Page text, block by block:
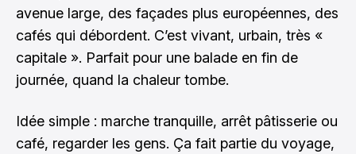
avenue large, des façades plus européennes, des
cafés qui débordent. C’est vivant, urbain, très «
capitale ». Parfait pour une balade en fin de
journée, quand la chaleur tombe.
Idée simple : marche tranquille, arrêt pâtisserie ou
café, regarder les gens. Ça fait partie du voyage,